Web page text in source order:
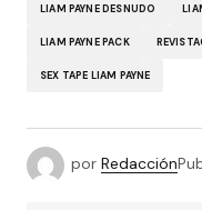
LIAM PAYNE DESNUDO
LIAM PAYNE PACK
SEX TAPE LIAM PAYNE
por Redacción